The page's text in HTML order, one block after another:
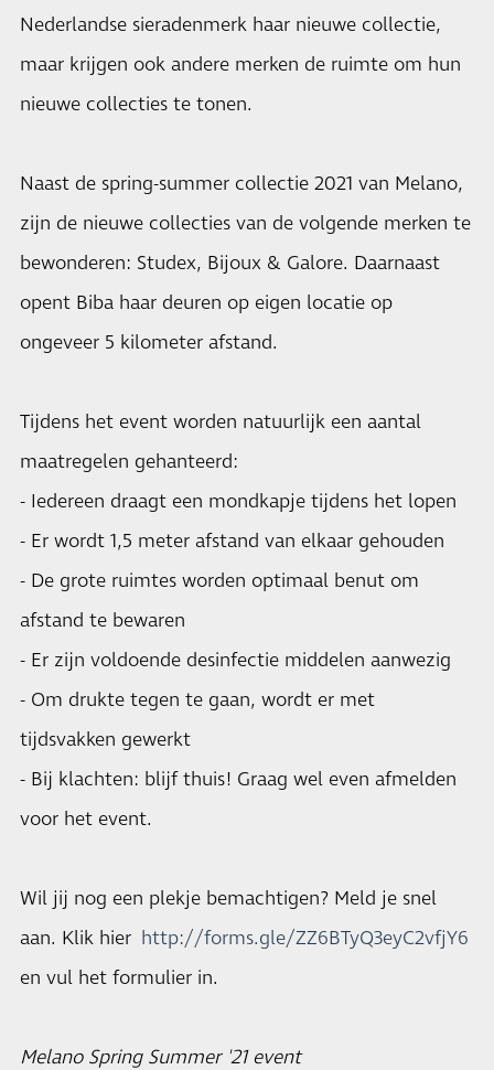
Nederlandse sieradenmerk haar nieuwe collectie,
maar krijgen ook andere merken de ruimte om hun
nieuwe collecties te tonen.
Naast de spring-summer collectie 2021 van Melano,
zijn de nieuwe collecties van de volgende merken te
bewonderen: Studex, Bijoux & Galore. Daarnaast
opent Biba haar deuren op eigen locatie op
ongeveer 5 kilometer afstand.
Tijdens het event worden natuurlijk een aantal
maatregelen gehanteerd:
- Iedereen draagt een mondkapje tijdens het lopen
- Er wordt 1,5 meter afstand van elkaar gehouden
- De grote ruimtes worden optimaal benut om
afstand te bewaren
- Er zijn voldoende desinfectie middelen aanwezig
- Om drukte tegen te gaan, wordt er met
tijdsvakken gewerkt
- Bij klachten: blijf thuis! Graag wel even afmelden
voor het event.
Wil jij nog een plekje bemachtigen? Meld je snel
aan. Klik hier http://forms.gle/ZZ6BTyQ3eyC2vfjY6
en vul het formulier in.
Melano Spring Summer '21 event